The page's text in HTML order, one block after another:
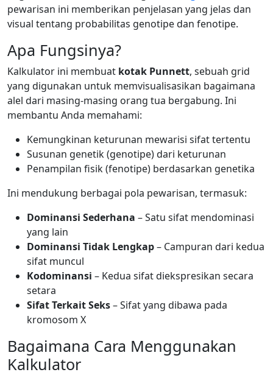
pewarisan ini memberikan penjelasan yang jelas dan
visual tentang probabilitas genotipe dan fenotipe.
Apa Fungsinya?
Kalkulator ini membuat kotak Punnett, sebuah grid
yang digunakan untuk memvisualisasikan bagaimana
alel dari masing-masing orang tua bergabung. Ini
membantu Anda memahami:
Kemungkinan keturunan mewarisi sifat tertentu
Susunan genetik (genotipe) dari keturunan
Penampilan fisik (fenotipe) berdasarkan genetika
Ini mendukung berbagai pola pewarisan, termasuk:
Dominansi Sederhana – Satu sifat mendominasi
yang lain
Dominansi Tidak Lengkap– Campuran dari kedua
sifat muncul
Kodominansi – Kedua sifat diekspresikan secara
setara
Sifat Terkait Seks– Sifat yang dibawa pada
kromosom X
Bagaimana Cara Menggunakan
Kalkulator